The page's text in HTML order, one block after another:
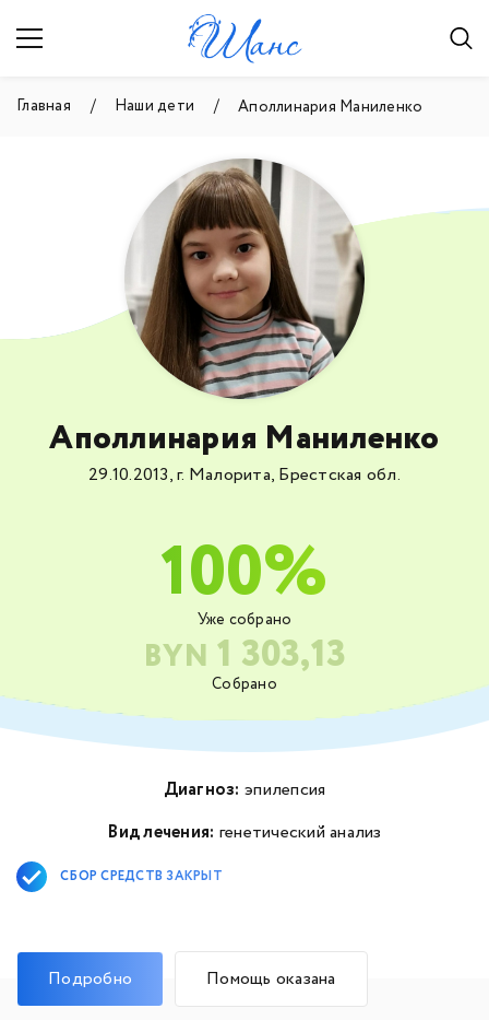
Главная Наши дети Аполлинария Маниленко
Собрано
BYN 1 303,13
Уже собрано
100%
Аполлинария Маниленко
29.10.2013, г. Малорита, Брестская обл.
Диагноз: эпилепсия
Вид лечения: генетический анализ
СБОР СРЕДСТВ ЗАКРЫТ
Подробно Помощь оказана